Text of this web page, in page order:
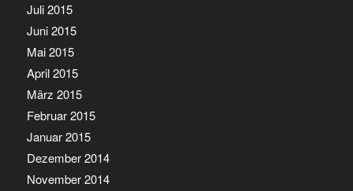
Juli 2015
Juni 2015
Mai 2015
April 2015
März 2015
Februar 2015
Januar 2015
Dezember 2014
November 2014